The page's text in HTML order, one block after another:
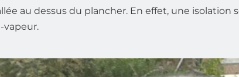
au dessus du plancher. En effet, une
vapeur.